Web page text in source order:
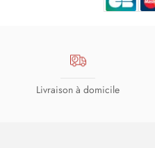
Livraison à domicile